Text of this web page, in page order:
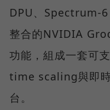
DPU、Spectrum-
整合的NVIDIA
功能，組成一套可
time scaling與即
台。